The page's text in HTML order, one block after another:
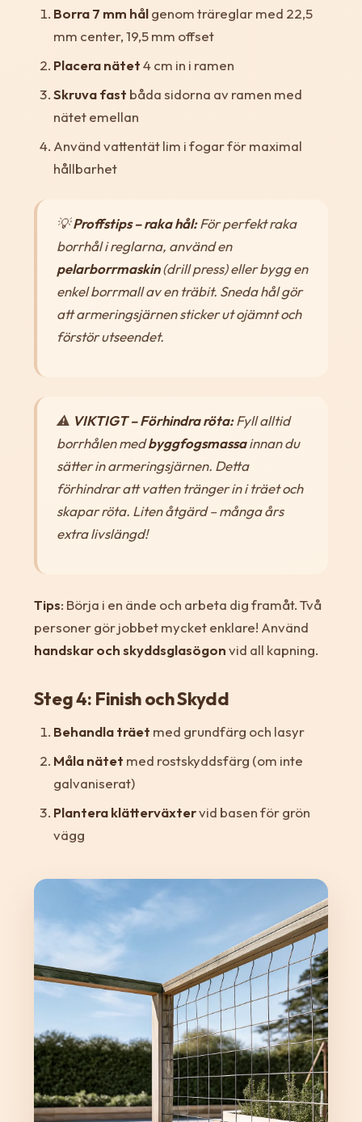
Borra 7 mm hålgenom träreglar med 22,5
mm center, 19,5 mm offset
Placera nätet4 cm in i ramen
Skruva fast båda sidorna av ramen med
nätet emellan
Använd vattentät lim i fogar för maximal
hållbarhet
💡Proffstips – raka hål:För perfekt raka
borrhål i reglarna, använd en
pelarborrmaskin(drill press) eller bygg en
enkel borrmall av en träbit. Sneda hål gör
att armeringsjärnen sticker ut ojämnt och
förstör utseendet.
⚠️ VIKTIGT – Förhindra röta:Fyll alltid
borrhålen medbyggfogsmassainnan du
sätter in armeringsjärnen. Detta
förhindrar att vatten tränger in i träet och
skapar röta. Liten åtgärd – många års
extra livslängd!
Tips: Börja i en ände och arbeta dig framåt. Två
personer gör jobbet mycket enklare! Använd
handskar och skyddsglasögonvid all kapning.
Steg 4: Finish och Skydd
Behandla träet med grundfärg och lasyr
Måla nätet med rostskyddsfärg (om inte
galvaniserat)
Plantera klätterväxtervid basen för grön
vägg